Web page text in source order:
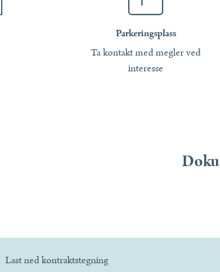
Parkeringsplass
Ta kontakt med megler ved
interesse
Last ned kontraktstegning